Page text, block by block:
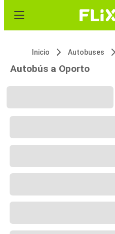
Inicio Autobuses
Autobús a Oporto